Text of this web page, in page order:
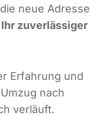
neue Adresse
Ihr zuverlässiger
Erfahrung und
nach
verläuft.